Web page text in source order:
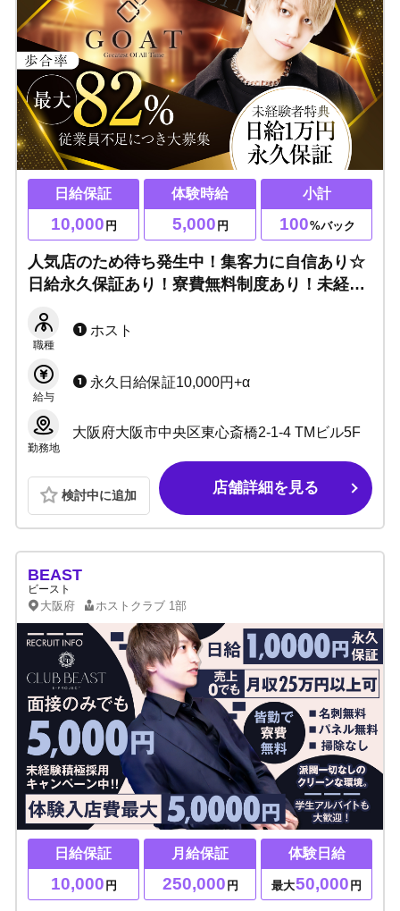
日給保証
10,000 円
体験時給
5,000 円
小計
100%バック
人気店のため待ち発生中！集客力に自信あり☆
日給永久保証あり！寮費無料制度あり！未経験
職種
ホスト
給与
永久日給保証10,000円+α
勤務地
大阪府大阪市中央区東心斎橋2-1-4 TMビル5F
検討中に追加 店舗詳細を見る
BEAST
ビースト
大阪府 ホストクラブ 1部
日給保証
10,000 円
月給保証
250,000 円
体験日給
最大50,000 円